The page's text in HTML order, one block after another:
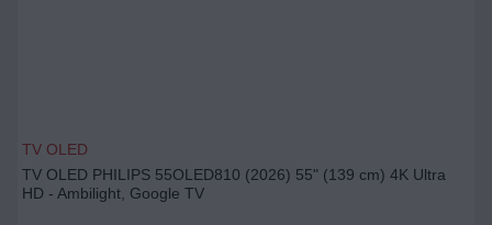
TV OLED
TV OLED PHILIPS 55OLED810 (2026) 55" (139 cm) 4K Ultra
HD - Ambilight, Google TV